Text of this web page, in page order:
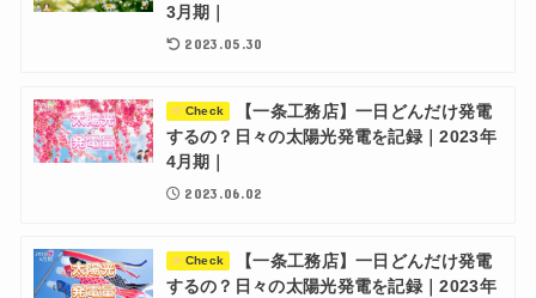
3月期｜
2023.05.30
Check
【一条工務店】一日どんだけ発電
するの？日々の太陽光発電を記録｜2023年
4月期｜
2023.06.02
Check
【一条工務店】一日どんだけ発電
するの？日々の太陽光発電を記録｜2023年